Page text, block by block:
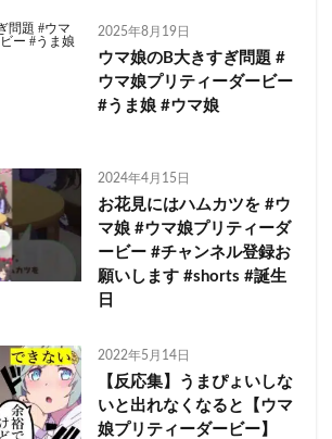
2025年8月19日
ウマ娘のB大きすぎ問題 #
ウマ娘プリティーダービー
#うま娘 #ウマ娘
2024年4月15日
お花見にはハムカツを #ウ
マ娘 #ウマ娘プリティーダ
ービー #チャンネル登録お
願いします #shorts #誕生
日
2022年5月14日
【反応集】うまぴょいしな
いと出れなくなると【ウマ
娘プリティーダービー】